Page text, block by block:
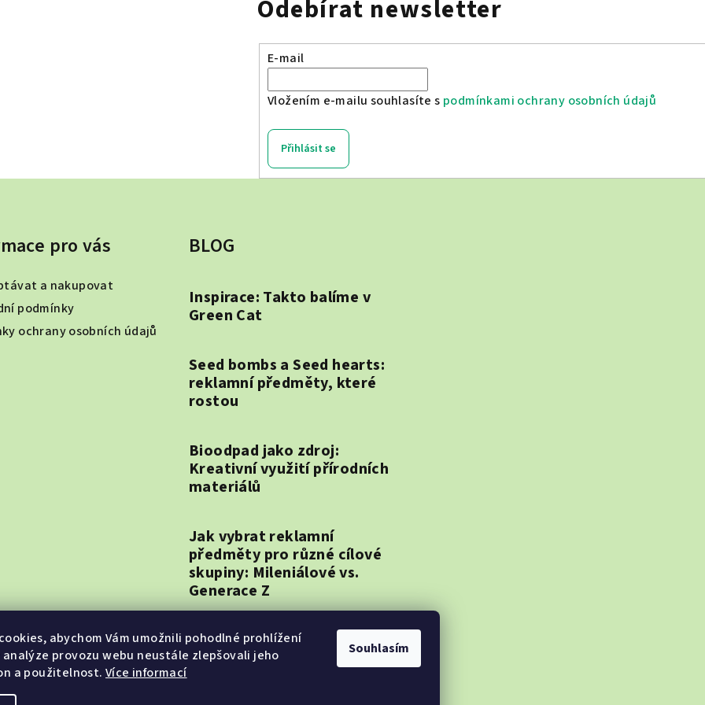
abychom Vám umožnili pohodlné prohlížení
analýze provozu webu neustále zlepšovali jeho
a použitelnost. Více informací
Souhlasím
Odebírat newsletter
E-mail
Vložením e-mailu souhlasíte s podmínkami ochrany osobních údajů
Přihlásit se
pro vás
a nakupovat
podmínky
ochrany osobních údajů
BLOG
Inspirace: Takto balíme v
Green Cat
Seed bombs a Seed hearts:
reklamní předměty, které
rostou
Bioodpad jako zdroj:
Kreativní využití přírodních
materiálů
Jak vybrat reklamní
předměty pro různé cílové
skupiny: Mileniálové vs.
Generace Z
Rostoucí papír, pomocník v
každé situaci